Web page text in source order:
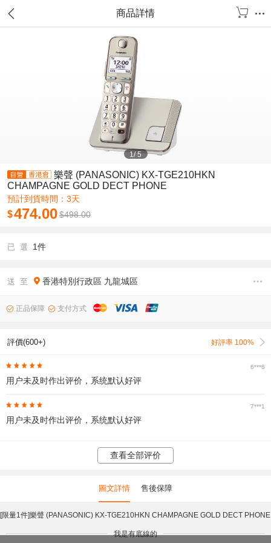
商品詳情
1/5
樂聲 (PANASONIC) KX-TGE210HKN
CHAMPAGNE GOLD DECT PHONE
預計到貨時間：3天
$474.00$498.00
已 選 1件
送 至 香港特別行政區 九龍城區
正品保障 支付方式
評價(600+) 好評率 100%
6***6
用户未及时作出评价，系统默认好评
7***1
用户未及时作出评价，系统默认好评
查看全部评价
圖文詳情 售後保障
[限量1件]樂聲 (PANASONIC) KX-TGE210HKN CHAMPAGNE GOLD DECT PHONE
我是有底線的